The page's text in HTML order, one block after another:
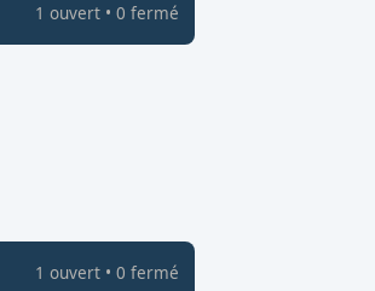
1 ouvert• 0 fermé
1 ouvert• 0 fermé